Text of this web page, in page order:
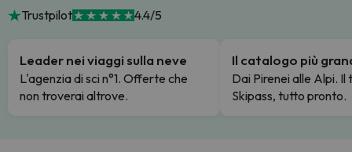
Trustpilot 4.4/5
Leader nei viaggi sulla neve
L'agenzia di sci n°1. Offerte che
non troverai altrove.
Il catalogo più
Dai Pirenei alle Alpi. Il
Skipass, tutto pronto.